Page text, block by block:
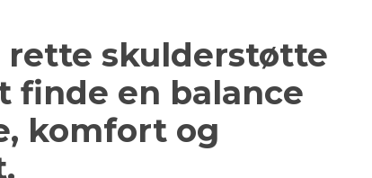
skulderstøtte
finde en balance
komfort og